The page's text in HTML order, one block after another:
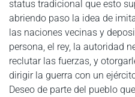
status tradicional que esto
abriendo paso la idea de
las naciones vecinas y
persona, el rey, la autoridad
reclutar las fuerzas, y
dirigir la guerra con un
Deseo de parte del pueblo